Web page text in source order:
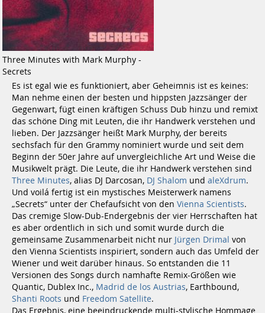
Three Minutes with Mark Murphy -
Secrets
Es ist egal wie es funktioniert, aber Geheimnis ist es keines:
Man nehme einen der besten und hippsten Jazzsänger der
Gegenwart, fügt einen kräftigen Schuss Dub hinzu und remixt
das schöne Ding mit Leuten, die ihr Handwerk verstehen und
lieben. Der Jazzsänger heißt Mark Murphy, der bereits
sechsfach für den Grammy nominiert wurde und seit dem
Beginn der 50er Jahre auf unvergleichliche Art und Weise die
Musikwelt prägt. Die Leute, die ihr Handwerk verstehen sind
Three Minutes, alias DJ Darcosan, DJ Shalom und aleXdrum.
Und voilá fertig ist ein mystisches Meisterwerk namens
„Secrets“ unter der Chefaufsicht von den Vienna Scientists.
Das cremige Slow-Dub-Endergebnis der vier Herrschaften hat
es aber ordentlich in sich und somit wurde durch die
gemeinsame Zusammenarbeit nicht nur Jürgen Drimal von
den Vienna Scientists inspiriert, sondern auch das Umfeld der
Wiener und weit darüber hinaus. So entstanden die 11
Versionen des Songs durch namhafte Remix-Größen wie
Quantic, Dublex Inc., Madrid de los Austrias, Earthbound,
Shanti Roots und Freedom Satellite.
Das Ergebnis, eine beeindruckende multi-stylische Hommage